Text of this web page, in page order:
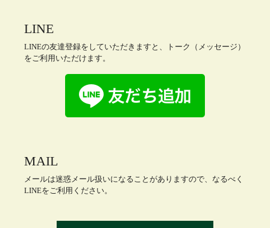
LINE
LINEの友達登録をしていただきますと、トーク（メッセージ）
をご利用いただけます。
MAIL
メールは迷惑メール扱いになることがありますので、なるべく
LINEをご利用ください。